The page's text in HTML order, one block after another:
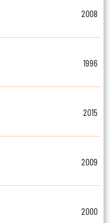
2008
1996
2015
2009
2000